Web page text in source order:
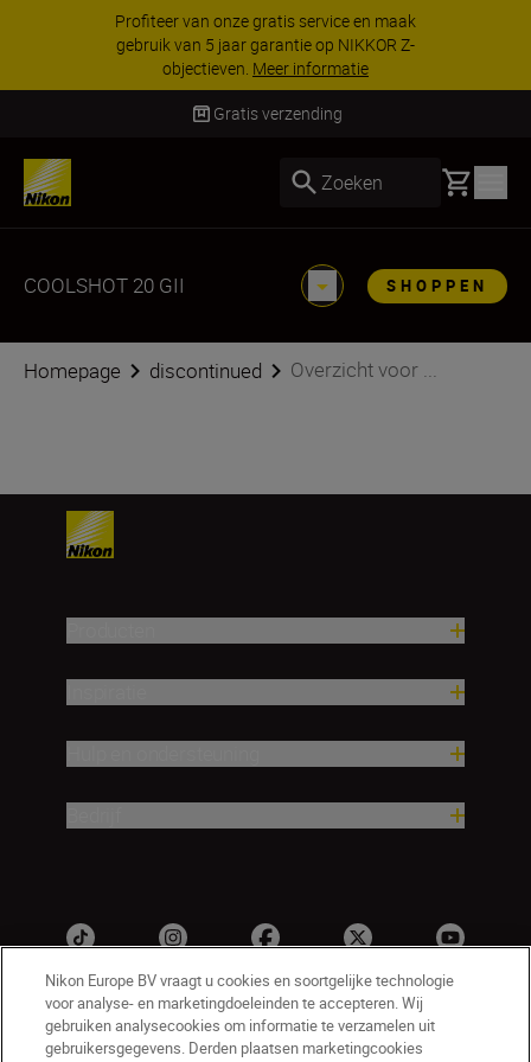
Profiteer van onze gratis service en maak
gebruik van 5 jaar garantie op NIKKOR Z-
objectieven. Meer informatie
Gratis verzending
Zoeken Basket
COOLSHOT 20 GII SHOPPEN
Homepage discontinued Overzicht voor ...
Nikon Europe BV vraagt u cookies en soortgelijke technologie
voor analyse- en marketingdoeleinden te accepteren. Wij
gebruiken analysecookies om informatie te verzamelen uit
gebruikersgegevens. Derden plaatsen marketingcookies